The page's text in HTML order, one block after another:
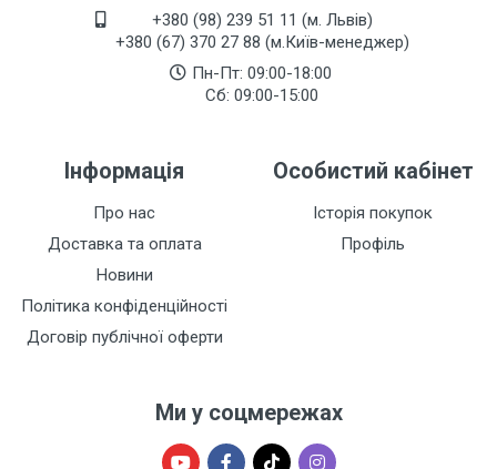
+380 (98) 239 51 11 (м. Львів)
+380 (67) 370 27 88 (м.Київ-менеджер)
Пн-Пт: 09:00-18:00
Сб: 09:00-15:00
Інформація
Про нас
Доставка та оплата
Новини
Політика конфіденційності
Договір публічної оферти
Особистий кабінет
Історія покупок
Профіль
Ми у соцмережах